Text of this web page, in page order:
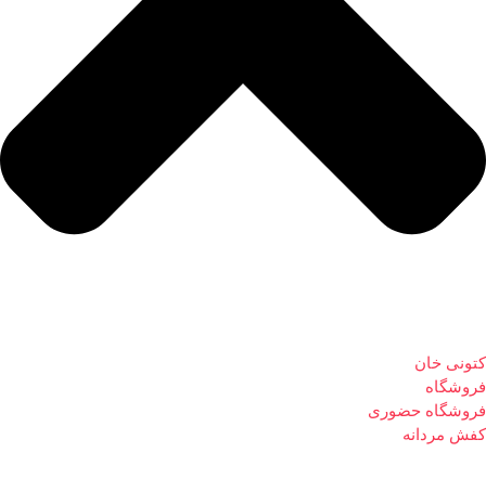
کتونی خان
فروشگاه
فروشگاه حضوری
کفش مردانه